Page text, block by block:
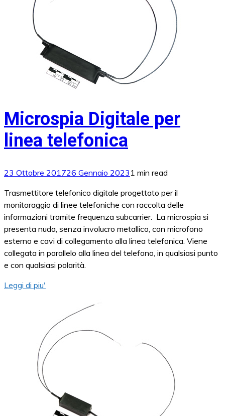
Microspia Digitale per
linea telefonica
23 Ottobre 201726 Gennaio 2023 1 min read
Trasmettitore telefonico digitale progettato per il
monitoraggio di linee telefoniche con raccolta delle
informazioni tramite frequenza subcarrier. La microspia si
presenta nuda, senza involucro metallico, con microfono
esterno e cavi di collegamento alla linea telefonica. Viene
collegata in parallelo alla linea del telefono, in qualsiasi punto
e con qualsiasi polarità.
Leggi di piu'